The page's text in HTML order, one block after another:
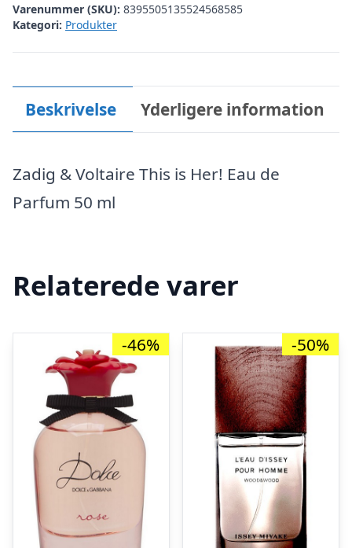
Varenummer (SKU): 8395505135524568585
Kategori: Produkter
Beskrivelse Yderligere information
Zadig & Voltaire This is Her! Eau de
Parfum 50 ml
Relaterede varer
-46% -50%